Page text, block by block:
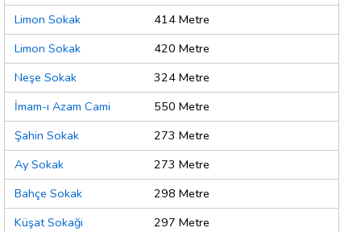
Limon Sokak
414 Metre
Limon Sokak
420 Metre
Neşe Sokak
324 Metre
İmam-ı Azam Cami
550 Metre
Şahin Sokak
273 Metre
Ay Sokak
273 Metre
Bahçe Sokak
298 Metre
Küşat Sokaği
297 Metre